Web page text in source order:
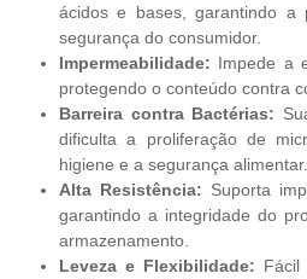
ácidos e bases, garantindo
segurança do consumidor.
Impermeabilidade: Impede a
protegendo o conteúdo contra
Barreira contra Bactérias:
dificulta a proliferação de
higiene e a segurança alimentar.
Alta Resistência: Suporta
garantindo a integridade do
armazenamento.
Leveza e Flexibilidade: Fácil